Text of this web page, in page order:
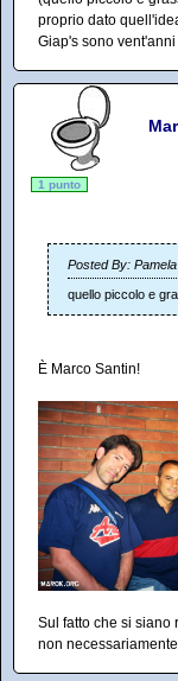
proprio dato
Giap's sono
1 punto
Posted By: Pamela
quello piccolo e
È Marco Santin!
Sul fatto che si siano
non